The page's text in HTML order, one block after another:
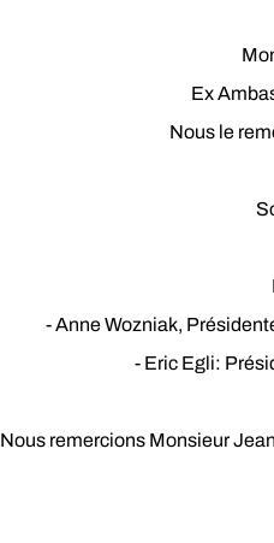
Ex
Nous le
- Anne Wozniak,
- Eric Egli:
Nous remercions Monsieur